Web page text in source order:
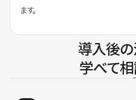
ます。
導入後の
学べて相